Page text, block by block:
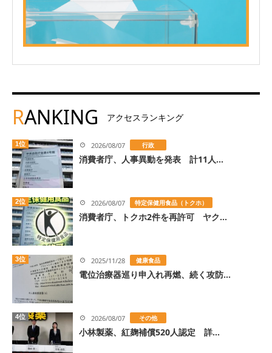
RANKING アクセスランキング
1位 2026/08/07 行政
消費者庁、人事異動を発表 計11人...
2位 2026/08/07 特定保健用食品（トクホ）
消費者庁、トクホ2件を再許可 ヤク...
3位 2025/11/28 健康食品
電位治療器巡り申入れ再燃、続く攻防...
4位 2026/08/07 その他
小林製薬、紅麹補償520人認定 詳...